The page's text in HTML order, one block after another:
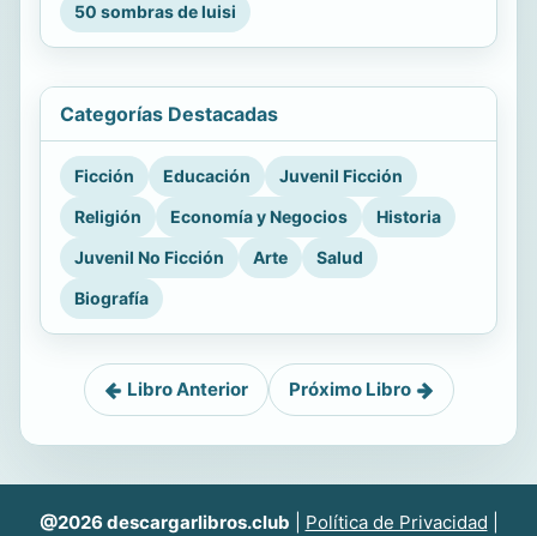
50 sombras de luisi
Categorías Destacadas
Ficción Educación
Juvenil Ficción
Religión
Economía y Negocios
Historia
Juvenil No Ficción
Arte
Salud
Biografía
Libro Anterior Próximo Libro
@2026 descargarlibros.club Política de Privacidad